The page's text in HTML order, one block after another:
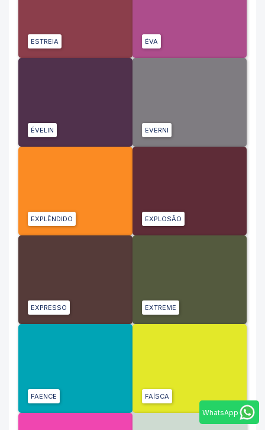
ESTREIA ÉVA
ÉVELIN EVERNI
EXPLÊNDIDO EXPLOSÃO
EXPRESSO EXTREME
FAENCE FAÍSCA
WhatsApp